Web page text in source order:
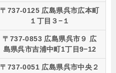
〒737-0125 広島県呉市広本町
１丁目３−１
〒737-0853 広島県呉市９ 広
島県呉市吉浦中町1丁目9−12
〒737-0051 広島県呉市中央２